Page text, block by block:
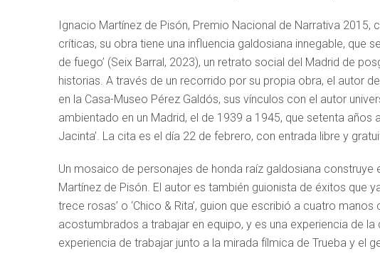
Ignacio Martínez de Pisón, Premio Nacional de Narrativa
críticas, su obra tiene una influencia galdosiana innegable, que
de fuego’ (Seix Barral, 2023), un retrato social del Madrid de
historias. A través de un recorrido por su propia obra, el autor
en la Casa-Museo Pérez Galdós, sus vínculos con el autor
ambientado en un Madrid, el de 1939 a 1945, que setenta
Jacinta’. La cita es el día 22 de febrero, con entrada libre y
Un mosaico de personajes de honda raíz galdosiana
Martínez de Pisón. El autor es también guionista de éxitos que
trece rosas’ o ‘Chico & Rita’, guion que escribió a cuatro
acostumbrados a trabajar en equipo, y es una experiencia de
experiencia de trabajar junto a la mirada fílmica de Trueba y el